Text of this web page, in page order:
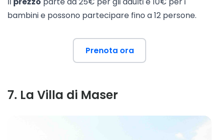
bambini e possono partecipare fino a 12 persone.
Prenota ora
7. La Villa di Maser